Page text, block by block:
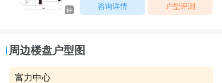
评 咨询详情 户型评测
周边楼盘户型图
富力中心